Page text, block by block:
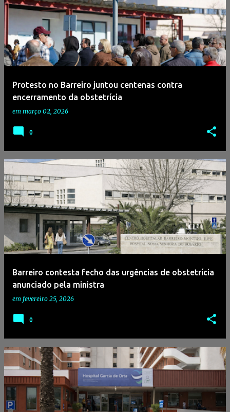
Protesto no Barreiro juntou centenas contra
encerramento da obstetrícia
em março 02, 2026
0
Barreiro contesta fecho das urgências de obstetrícia
anunciado pela ministra
em fevereiro 25, 2026
0